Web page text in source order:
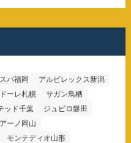
パ福岡
アルビレックス新潟
ーレ札幌
サガン鳥栖
ッド千葉
ジュビロ磐田
ーノ岡山
モンテディオ山形